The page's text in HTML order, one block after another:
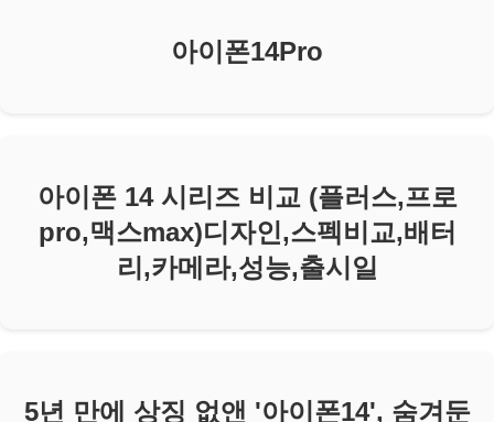
아이폰14Pro
아이폰 14 시리즈 비교 (플러스,프로
pro,맥스max)디자인,스펙비교,배터
리,카메라,성능,출시일
5년 만에 상징 없앤 '아이폰14', 숨겨둔